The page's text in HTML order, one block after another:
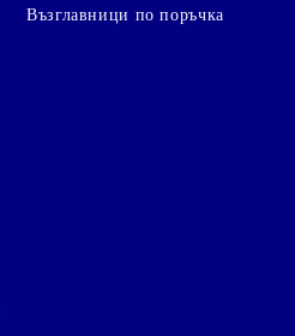
Възглавници по поръчка